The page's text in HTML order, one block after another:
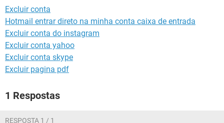
Excluir conta
Hotmail entrar direto na minha conta caixa de entrada
Excluir conta do instagram
Excluir conta yahoo
Excluir conta skype
Excluir pagina pdf
1 Respostas
RESPOSTA 1 / 1